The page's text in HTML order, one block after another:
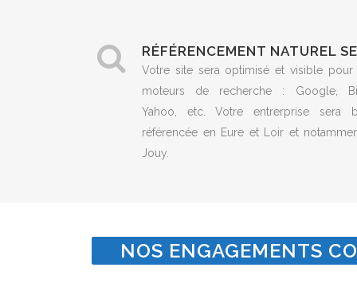
RÉFÉRENCEMENT NATUREL
Votre site sera optimisé et visible pour
moteurs de recherche : Google,
Yahoo, etc. Votre entrerprise sera
référencée en Eure et Loir et
Jouy.
NOS ENGAGEMENTS